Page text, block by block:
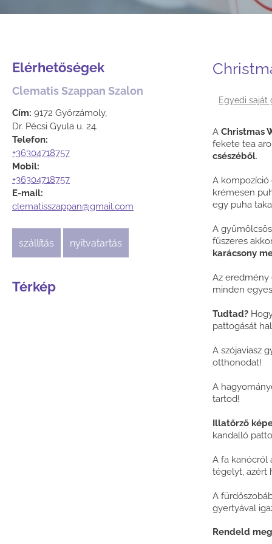
Elérhetőségek
Clematis Szappan Szalon
Cím: 9172 Győrzámoly,
Dr. Pécsi Gyula u. 24.
Telefon:
+36304718757
Mobil:
+36304718757
E-mail:
clematisszappan@gmail.com
szállítás nyitvatartás
Térkép
Egyedi saját
A Christmas
fekete tea
csészéből.
A kompozíció
krémesen
egy puha
A
fűszeres
karácsony
Az eredmény
minden
Tudtad?
pattogását
A szójaviasz
otthonodat!
A
tartod!
Illatőrző
kandalló
A fa kanócról
tégelyt, azért
A
gyertyával
Rendeld